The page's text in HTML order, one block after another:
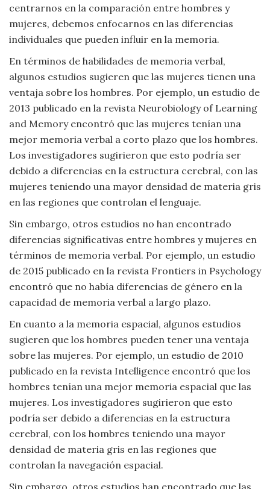
centrarnos en la comparación entre hombres y
mujeres, debemos enfocarnos en las diferencias
individuales que pueden influir en la memoria.
En términos de habilidades de memoria verbal,
algunos estudios sugieren que las mujeres tienen una
ventaja sobre los hombres. Por ejemplo, un estudio de
2013 publicado en la revista Neurobiology of Learning
and Memory encontró que las mujeres tenían una
mejor memoria verbal a corto plazo que los hombres.
Los investigadores sugirieron que esto podría ser
debido a diferencias en la estructura cerebral, con las
mujeres teniendo una mayor densidad de materia gris
en las regiones que controlan el lenguaje.
Sin embargo, otros estudios no han encontrado
diferencias significativas entre hombres y mujeres en
términos de memoria verbal. Por ejemplo, un estudio
de 2015 publicado en la revista Frontiers in Psychology
encontró que no había diferencias de género en la
capacidad de memoria verbal a largo plazo.
En cuanto a la memoria espacial, algunos estudios
sugieren que los hombres pueden tener una ventaja
sobre las mujeres. Por ejemplo, un estudio de 2010
publicado en la revista Intelligence encontró que los
hombres tenían una mejor memoria espacial que las
mujeres. Los investigadores sugirieron que esto
podría ser debido a diferencias en la estructura
cerebral, con los hombres teniendo una mayor
densidad de materia gris en las regiones que
controlan la navegación espacial.
Sin embargo, otros estudios han encontrado que las